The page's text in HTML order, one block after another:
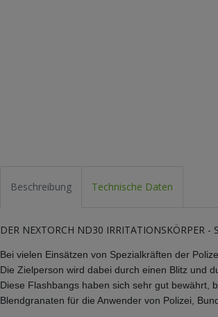
Beschreibung Technische Daten
DER NEXTORCH ND30 IRRITATIONSKÖRPER
Bei vielen Einsätzen von Spezialkräften der
Die Zielperson wird dabei durch einen Blitz und
Diese Flashbangs haben sich sehr gut bewährt,
Blendgranaten für die Anwender von Polizei,